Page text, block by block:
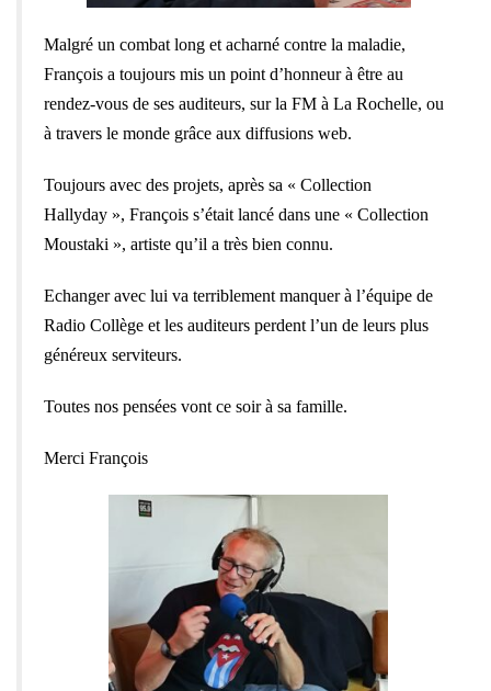
Malgré un combat long et acharné contre la maladie,
François a toujours mis un point d’honneur à être au
rendez-vous de ses auditeurs, sur la FM à La Rochelle, ou
à travers le monde grâce aux diffusions web.
Toujours avec des projets, après sa « Collection
Hallyday », François s’était lancé dans une « Collection
Moustaki », artiste qu’il a très bien connu.
Echanger avec lui va terriblement manquer à l’équipe de
Radio Collège et les auditeurs perdent l’un de leurs plus
généreux serviteurs.
Toutes nos pensées vont ce soir à sa famille.
Merci François